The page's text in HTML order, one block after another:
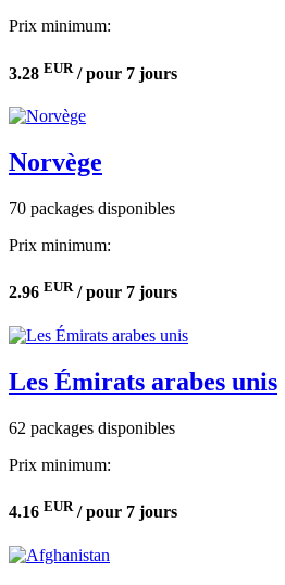
Prix minimum:
3.28 EUR/ pour 7 jours
Norvège
70 packages disponibles
Prix minimum:
2.96 EUR/ pour 7 jours
Les Émirats arabes unis
62 packages disponibles
Prix minimum:
4.16 EUR/ pour 7 jours